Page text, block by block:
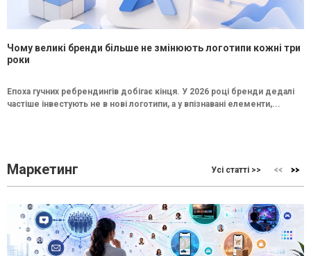
Чому великі бренди більше не змінюють логотипи кожні три
роки
Епоха гучних ребрендингів добігає кінця. У 2026 році бренди дедалі
частіше інвестують не в нові логотипи, а у впізнавані елементи,...
Маркетинг Усі статті >>